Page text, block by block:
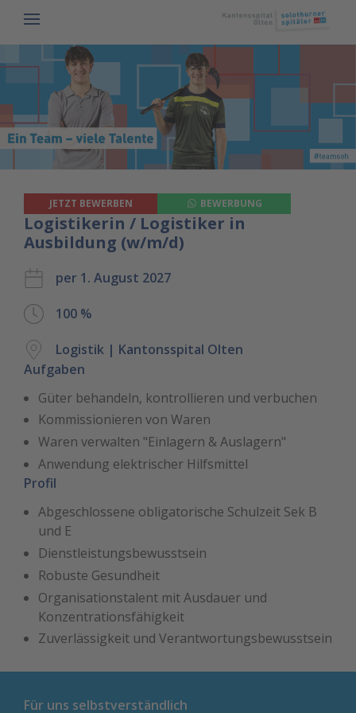
Logistikerin / Logistiker in
Ausbildung (w/m/d)
JETZT BEWERBEN BEWERBUNG
per 1. August 2027
100 %
Logistik | Kantonsspital Olten
Aufgaben
Güter behandeln, kontrollieren und verbuchen
Kommissionieren von Waren
Waren verwalten "Einlagern & Auslagern"
Anwendung elektrischer Hilfsmittel
Profil
Abgeschlossene obligatorische Schulzeit Sek B
und E
Dienstleistungsbewusstsein
Robuste Gesundheit
Organisationstalent mit Ausdauer und
Konzentrationsfähigkeit
Zuverlässigkeit und Verantwortungsbewusstsein
Für uns selbstverständlich